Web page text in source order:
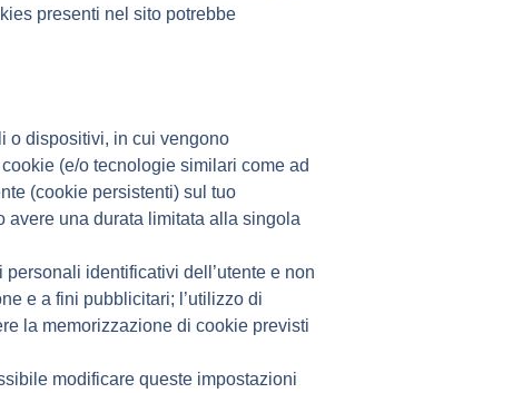
presenti nel sito potrebbe
o dispositivi, in cui vengono
(e/o tecnologie similari come ad
(cookie persistenti) sul tuo
avere una durata limitata alla singola
personali identificativi dell’utente e non
e a fini pubblicitari; l’utilizzo di
la memorizzazione di cookie previsti
modificare queste impostazioni